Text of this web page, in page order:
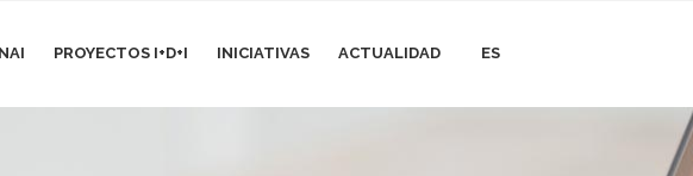
PROYECTOS I+D+I INICIATIVAS ACTUALIDAD ES